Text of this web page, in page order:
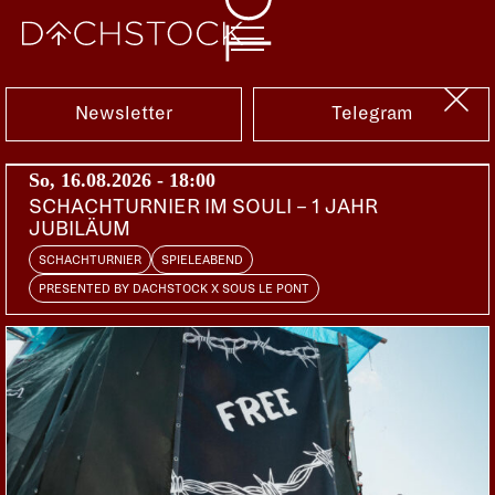
Fr, 21.02.2020
Newsletter Telegram
So, 16.08.2026 - 18:00
SCHACHTURNIER IM SOULI – 1 JAHR
JUBILÄUM
SCHACHTURNIER SPIELEABEND
PRESENTED BY DACHSTOCK X SOUS LE PONT